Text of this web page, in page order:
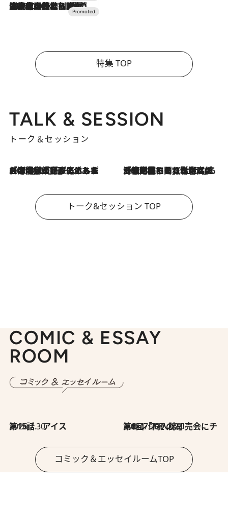
2026.7.10
NEW OPEN！【界 草津】名湯の地に誕生。趣の異なる2種の温泉と上州ならではの会席・蕎麦割烹など美食を味わう究極の癒やし旅
特集 TOP
TALK & SESSION
トーク＆セッション
2026.8.3
「今後値上げがあるとすれば…」「リスクがあるのは今年の冬」エネルギー専門家が語る、ホルムズ海峡封鎖が家庭にもたらす“ある心配” 2026.8.3
「住宅建てられない…」「サーチャージ料の高値が続いている」ホルムズ海峡封鎖による影響はいつまで続く？《エネルギー専門家に聞く“どうなる日本の暮らし”》
トーク&セッション TOP
COMIC & ESSAY
ROOM
2026.7.30
第15話 アイス 2026.7.30
第8回「同人誌即売会にチャレンジ その2」
コミック＆エッセイルームTOP